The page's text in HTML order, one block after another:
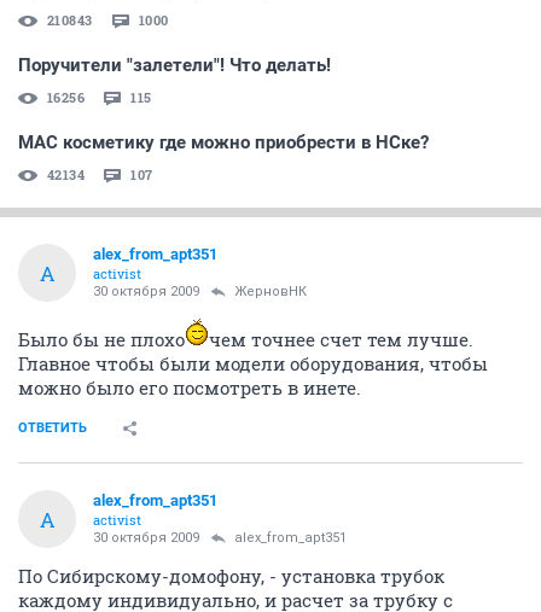
210843 1000
Поручители "залетели"! Что делать!
16256 115
МАС косметику где можно приобрести в НСке?
42134 107
A
alex_from_apt351
activist
30 октября 2009 ЖерновНК
Было бы не плохо
чем точнее счет тем лучше.
Главное чтобы были модели оборудования, чтобы
можно было его посмотреть в инете.
ОТВЕТИТЬ
A
alex_from_apt351
activist
30 октября 2009 alex_from_apt351
По Сибирскому-домофону, - установка трубок
каждому индивидуально, и расчет за трубку с